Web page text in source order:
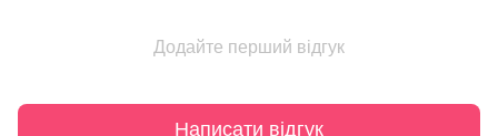
Додайте перший відгук
Написати відгук